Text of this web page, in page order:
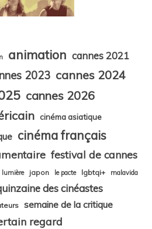
animation cannes 2021
2023 cannes 2024
cannes 2026
cinéma asiatique
cinéma français
festival de cannes
japon le pacte lgbtqi+ malavida
des cinéastes
semaine de la critique
regard